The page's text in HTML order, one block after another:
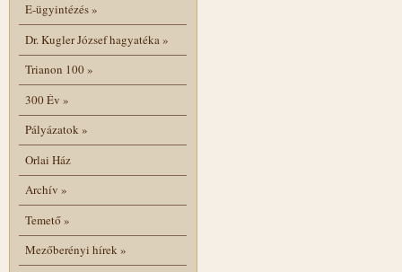
E-ügyintézés»
Dr. Kugler József hagyatéka»
Trianon 100»
300 Év »
Pályázatok»
Orlai Ház
Archív »
Temető»
Mezőberényi hírek»